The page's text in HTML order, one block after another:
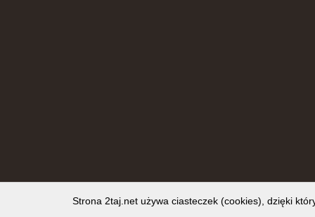
Strona 2taj.net używa ciasteczek (cookies), dzięki